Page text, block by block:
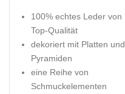
100% echtes Leder von
Top-Qualität
dekoriert mit Platten und
Pyramiden
eine Reihe von
Schmuckelementen